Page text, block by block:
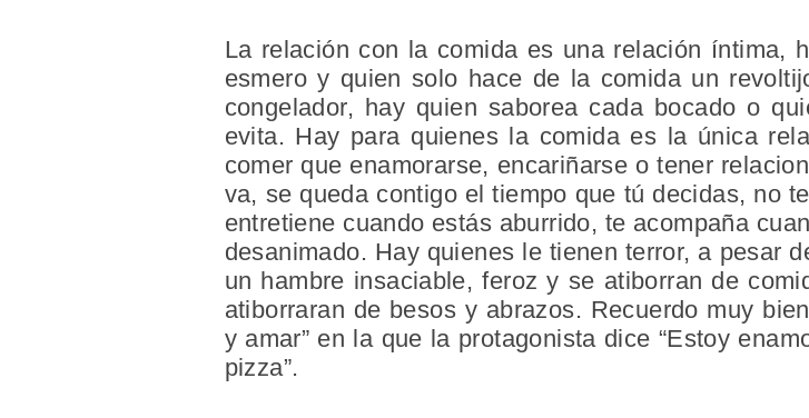
La relación con la comida es una relación íntima,
esmero y quien solo hace de la comida un
congelador, hay quien saborea cada bocado o
evita. Hay para quienes la comida es la única
comer que enamorarse, encariñarse o tener
va, se queda contigo el tiempo que tú decidas, no
entretiene cuando estás aburrido, te acompaña
desanimado. Hay quienes le tienen terror, a pesar
un hambre insaciable, feroz y se atiborran de
atiborraran de besos y abrazos. Recuerdo muy
y amar” en la que la protagonista dice “Estoy
pizza”.